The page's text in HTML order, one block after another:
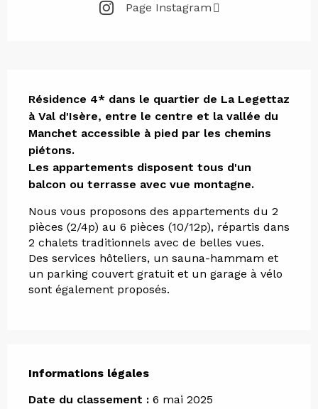
Page Instagram
Résidence 4* dans le quartier de La Legettaz
à Val d'Isère, entre le centre et la vallée du
Manchet accessible à pied par les chemins
piétons.
Les appartements disposent tous d'un
balcon ou terrasse avec vue montagne.
Nous vous proposons des appartements du 2
pièces (2/4p) au 6 pièces (10/12p), répartis dans
2 chalets traditionnels avec de belles vues.
Des services hôteliers, un sauna-hammam et
un parking couvert gratuit et un garage à vélo
sont également proposés.
Informations légales
Informations légales
Date du classement : 6 mai 2025